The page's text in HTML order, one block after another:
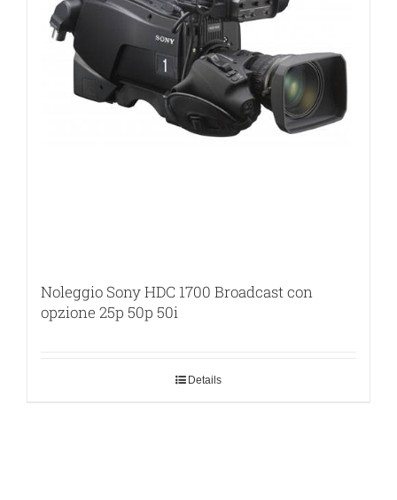
Noleggio Sony HDC 1700 Broadcast con
opzione 25p 50p 50i
Details